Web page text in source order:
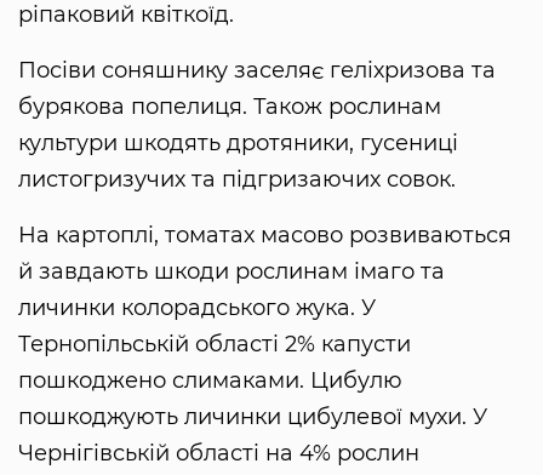
ріпаковий квіткоїд.
Посіви соняшнику заселяє геліхризова та
бурякова попелиця. Також рослинам
культури шкодять дротяники, гусениці
листогризучих та підгризаючих совок.
На картоплі, томатах масово розвиваються
й завдають шкоди рослинам імаго та
личинки колорадського жука. У
Тернопільській області 2% капусти
пошкоджено слимаками. Цибулю
пошкоджують личинки цибулевої мухи. У
Чернігівській області на 4% рослин